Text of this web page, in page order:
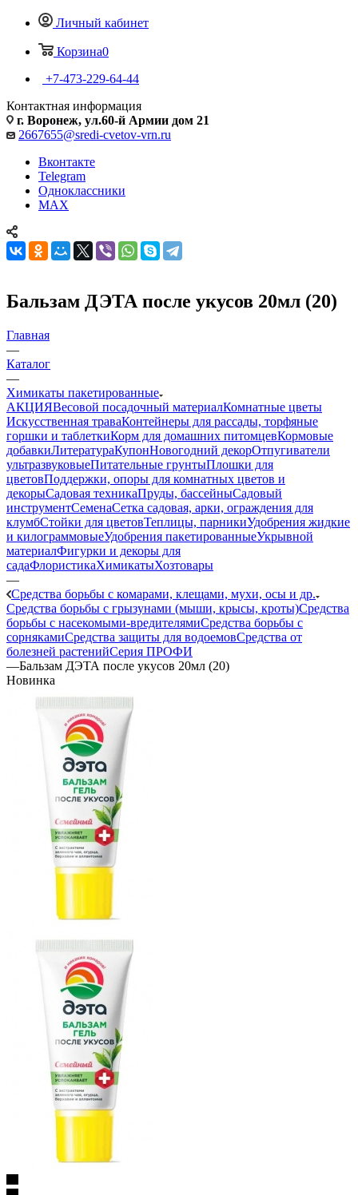
Личный кабинет
Корзина0
+7-473-229-64-44
Контактная информация
г. Воронеж, ул.60-й Армии дом 21
2667655@sredi-cvetov-vrn.ru
Вконтакте
Telegram
Одноклассники
MAX
Бальзам ДЭТА после укусов 20мл (20)
Главная
—
Каталог
—
Химикаты пакетированные
АКЦИЯВесовой посадочный материалКомнатные цветы
Искусственная траваКонтейнеры для рассады, торфяные
горшки и таблеткиКорм для домашних питомцевКормовые
добавкиЛитератураКупонНовогодний декорОтпугиватели
ультразвуковыеПитательные грунтыПлошки для
цветовПоддержки, опоры для комнатных цветов и
декорыСадовая техникаПруды, бассейныСадовый
инструментСеменаСетка садовая, арки, ограждения для
клумбСтойки для цветовТеплицы, парникиУдобрения жидкие
и килограммовыеУдобрения пакетированныеУкрывной
материалФигурки и декоры для
садаФлористикаХимикатыХозтовары
—
Средства борьбы с комарами, клещами, мухи, осы и др.
Средства борьбы с грызунами (мыши, крысы, кроты)Средства
борьбы с насекомыми-вредителямиСредства борьбы с
сорнякамиСредства защиты для водоемовСредства от
болезней растенийСерия ПРОФИ
—Бальзам ДЭТА после укусов 20мл (20)
Новинка